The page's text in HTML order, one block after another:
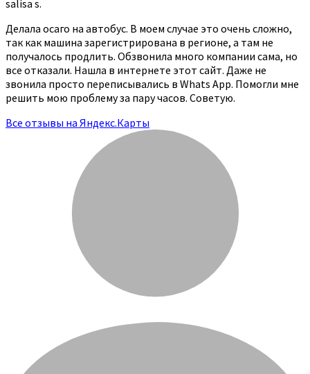
salisa s.
Делала осаго на автобус. В моем случае это очень сложно,
так как машина зарегистрирована в регионе, а там не
получалось продлить. Обзвонила много компании сама, но
все отказали. Нашла в интернете этот сайт. Даже не
звонила просто переписывались в Whats App. Помогли мне
решить мою проблему за пару часов. Советую.
Все отзывы на Яндекс.Карты